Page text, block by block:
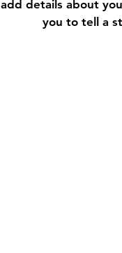
add details about
you to tell a